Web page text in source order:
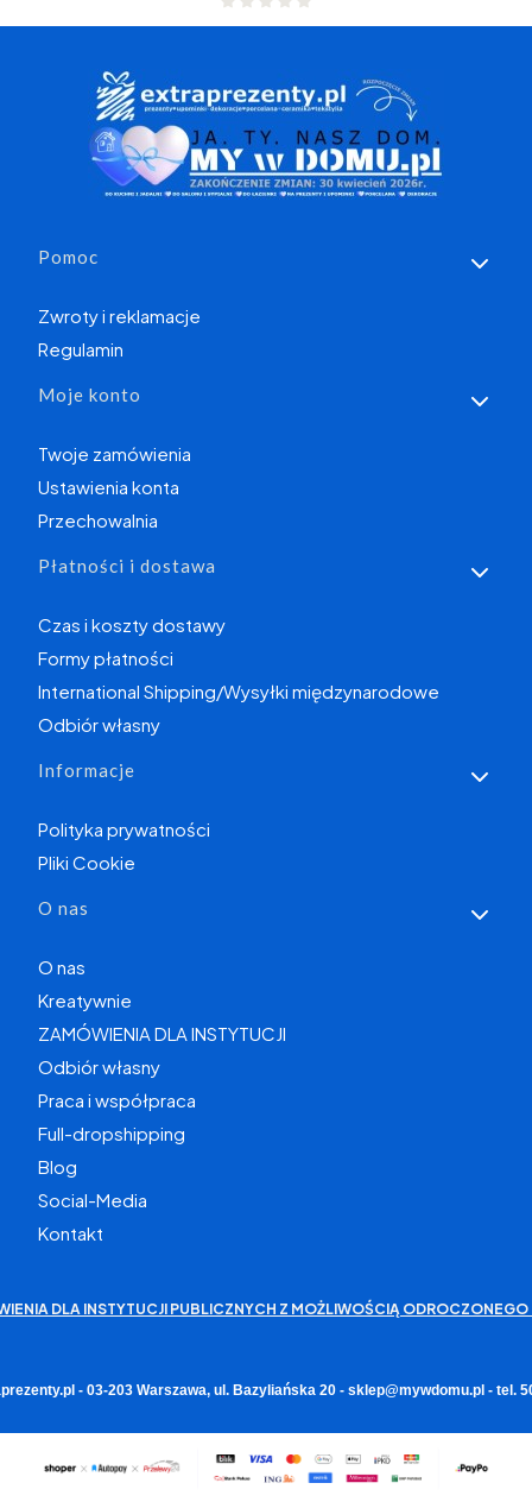
Linki w stopce
Pomoc
Zwroty i reklamacje
Regulamin
Moje konto
Twoje zamówienia
Ustawienia konta
Przechowalnia
Płatności i dostawa
Czas i koszty dostawy
Formy płatności
International Shipping/Wysyłki międzynarodowe
Odbiór własny
Informacje
Polityka prywatności
Pliki Cookie
O nas
O nas
Kreatywnie
ZAMÓWIENIA DLA INSTYTUCJI
Odbiór własny
Praca i współpraca
Full-dropshipping
Blog
Social-Media
Kontakt
DLA INSTYTUCJI PUBLICZNYCH Z MOŻLIWOŚCIĄ ODROCZONEGO
- 03-203 Warszawa, ul. Bazyliańska 20 - sklep@mywdomu.pl - tel.